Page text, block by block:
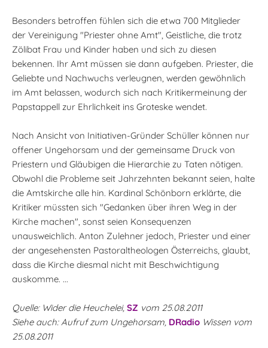
Besonders betroffen fühlen sich die etwa 700 Mitglieder
der Vereinigung "Priester ohne Amt", Geistliche, die trotz
Zölibat Frau und Kinder haben und sich zu diesen
bekennen. Ihr Amt müssen sie dann aufgeben. Priester, die
Geliebte und Nachwuchs verleugnen, werden gewöhnlich
im Amt belassen, wodurch sich nach Kritikermeinung der
Papstappell zur Ehrlichkeit ins Groteske wendet.
Nach Ansicht von Initiativen-Gründer Schüller können nur
offener Ungehorsam und der gemeinsame Druck von
Priestern und Gläubigen die Hierarchie zu Taten nötigen.
Obwohl die Probleme seit Jahrzehnten bekannt seien, halte
die Amtskirche alle hin. Kardinal Schönborn erklärte, die
Kritiker müssten sich "Gedanken über ihren Weg in der
Kirche machen", sonst seien Konsequenzen
unausweichlich. Anton Zulehner jedoch, Priester und einer
der angesehensten Pastoraltheologen Österreichs, glaubt,
dass die Kirche diesmal nicht mit Beschwichtigung
auskomme. ...
Quelle: Wider die Heuchelei, SZ vom 25.08.2011
Siehe auch: Aufruf zum Ungehorsam, DRadio Wissen vom
25.08.2011